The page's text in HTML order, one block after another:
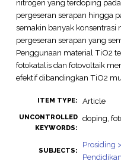
nitrogen yang terdoping
pergeseran serapan hingga
semakin banyak
pergeseran serapan yang
Penggunaan material TiO2
fotokatalis dan fotovoltaik
efektif dibandingkan TiO2
ITEM TYPE: Article
UNCONTROLLED
KEYWORDS:
doping,
SUBJECTS:
Prosiding